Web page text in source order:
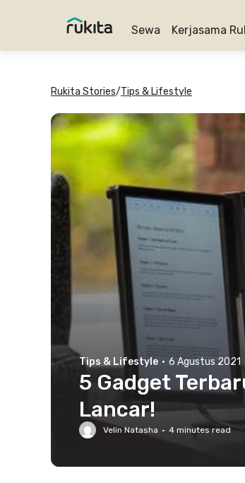
Sewa Kerjasama
Rukita Stories/Tips & Lifestyle
Tips & Lifestyle · 6 Agustus 2021
5 Gadget
Lancar!
Velin Natasha · 4 minutes read